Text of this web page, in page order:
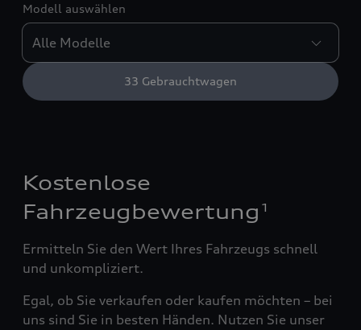
Modell auswählen
33 Gebrauchtwagen
Kostenlose
Fahrzeugbewertung 1
Ermitteln Sie den Wert Ihres Fahrzeugs schnell
und unkompliziert.
Egal, ob Sie verkaufen oder kaufen möchten – bei
uns sind Sie in besten Händen. Nutzen Sie unser